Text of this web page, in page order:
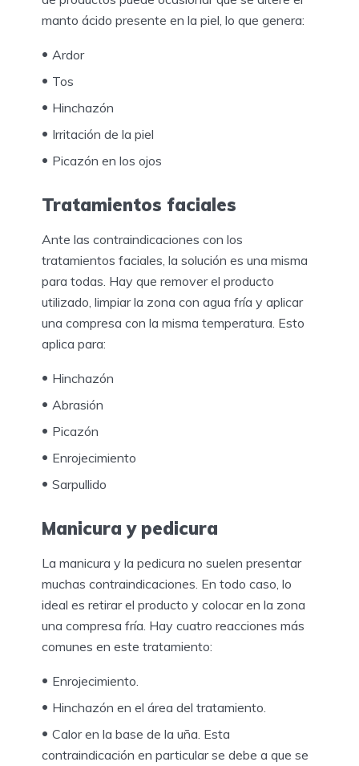
manto ácido presente en la piel, lo que genera:
Ardor
Tos
Hinchazón
Irritación de la piel
Picazón en los ojos
Tratamientos faciales
Ante las contraindicaciones con los
tratamientos faciales, la solución es una misma
para todas. Hay que remover el producto
utilizado, limpiar la zona con agua fría y aplicar
una compresa con la misma temperatura. Esto
aplica para:
Hinchazón
Abrasión
Picazón
Enrojecimiento
Sarpullido
Manicura y pedicura
La manicura y la pedicura no suelen presentar
muchas contraindicaciones. En todo caso, lo
ideal es retirar el producto y colocar en la zona
una compresa fría. Hay cuatro reacciones más
comunes en este tratamiento:
Enrojecimiento.
Hinchazón en el área del tratamiento.
Calor en la base de la uña. Esta
contraindicación en particular se debe a que se